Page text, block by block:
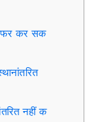
कर सक
नहीं क